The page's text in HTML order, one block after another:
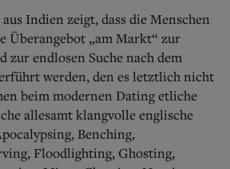
Kontakt
Impressum
Datenschutz
Indien zeigt, dass die Menschen
Überangebot „am Markt“ zur
zur endlosen Suche nach dem
werden, den es letztlich nicht
beim modernen Dating etliche
allesamt klangvolle englische
Benching,
Floodlighting, Ghosting,